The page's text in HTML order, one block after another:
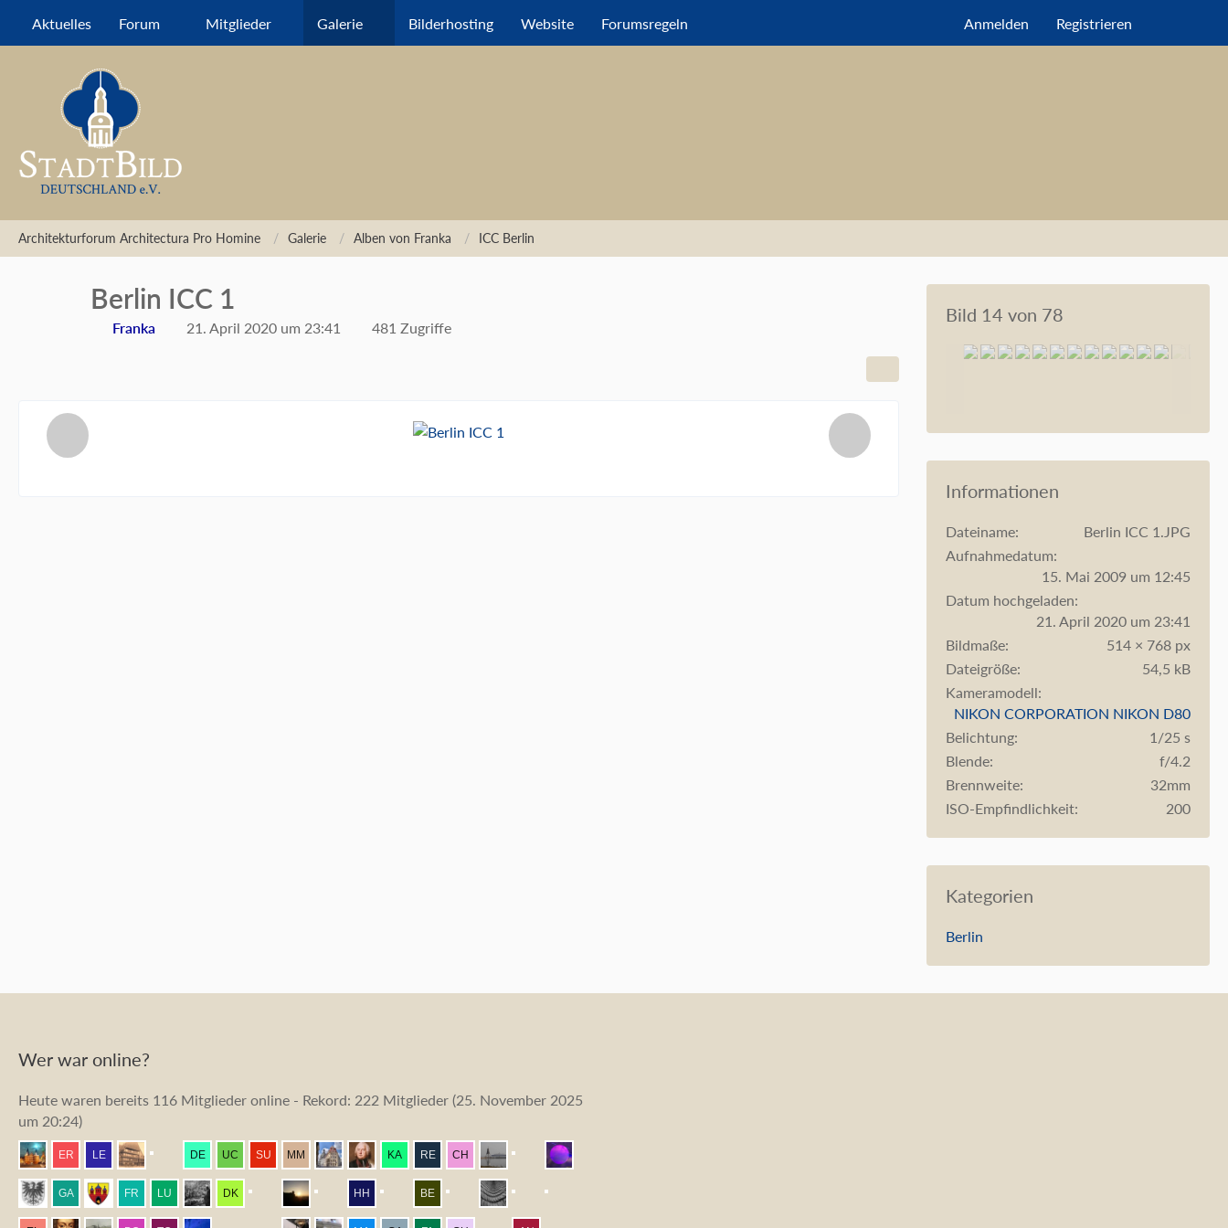
Aktuelles Forum Mitglieder Galerie Bilderhosting Website Forumsregeln Anmelden Registrieren
Architekturforum Architectura Pro Homine Galerie Alben von Franka ICC Berlin
Berlin ICC 1
Franka 21. April 2020 um 23:41 481 Zugriffe
Bild 14 von 78
Informationen
Dateiname
Berlin ICC 1.JPG
Aufnahmedatum
15. Mai 2009 um 12:45
Datum hochgeladen
21. April 2020 um 23:41
Bildmaße
514 × 768 px
Dateigröße
54,5 kB
Kameramodell
NIKON CORPORATION NIKON D80
Belichtung
1/25 s
Blende
f/4.2
Brennweite
32mm
ISO-Empfindlichkeit
200
Kategorien
Berlin
Wer war online?
Heute waren bereits 116 Mitglieder online - Rekord: 222 Mitglieder (25. November 2025
um 20:24)